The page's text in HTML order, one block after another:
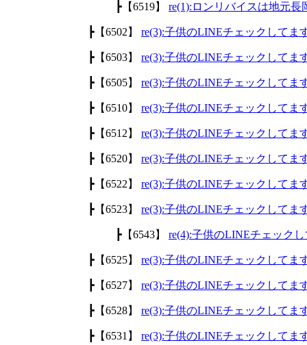
┣【6519】 re(1):ロンリバイスは地元
┣【6502】 re(3):子供のLINEチェックしてま
┣【6503】 re(3):子供のLINEチェックしてま
┣【6505】 re(3):子供のLINEチェックしてま
┣【6510】 re(3):子供のLINEチェックしてま
┣【6512】 re(3):子供のLINEチェックしてま
┣【6520】 re(3):子供のLINEチェックしてま
┣【6522】 re(3):子供のLINEチェックしてま
┣【6523】 re(3):子供のLINEチェックしてま
┣【6543】 re(4):子供のLINEチェック
┣【6525】 re(3):子供のLINEチェックしてま
┣【6527】 re(3):子供のLINEチェックしてま
┣【6528】 re(3):子供のLINEチェックしてま
┣【6531】 re(3):子供のLINEチェックしてま